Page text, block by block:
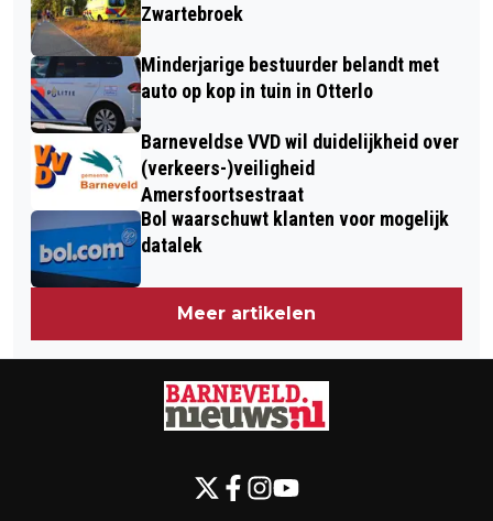
Zwartebroek
Minderjarige bestuurder belandt met
auto op kop in tuin in Otterlo
Barneveldse VVD wil duidelijkheid over
(verkeers-)veiligheid
Amersfoortsestraat
Bol waarschuwt klanten voor mogelijk
datalek
Meer artikelen